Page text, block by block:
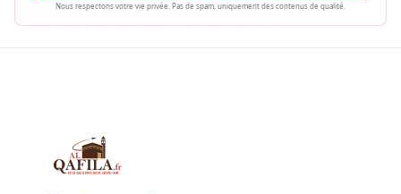
Nous respectons votre vie privée. Pas de spam, uniquement des contenus de qualité.